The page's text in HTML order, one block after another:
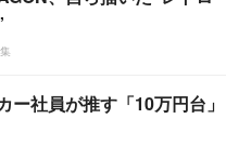
ー社員が推す「10万円台」